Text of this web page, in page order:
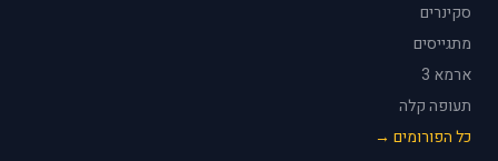
סקינרים
מתגייסים
ארמא 3
תעופה קלה
כל הפורומים →